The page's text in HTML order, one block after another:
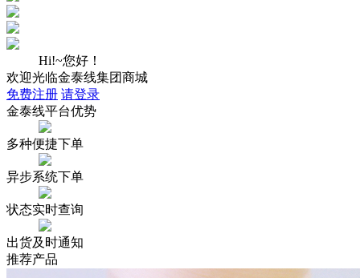
Hi!~您好！
欢迎光临金泰线集团商城
免费注册 请登录
金泰线平台优势
多种便捷下单
异步系统下单
状态实时查询
出货及时通知
推荐产品